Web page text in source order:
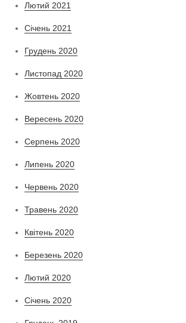
Лютий 2021
Січень 2021
Грудень 2020
Листопад 2020
Жовтень 2020
Вересень 2020
Серпень 2020
Липень 2020
Червень 2020
Травень 2020
Квітень 2020
Березень 2020
Лютий 2020
Січень 2020